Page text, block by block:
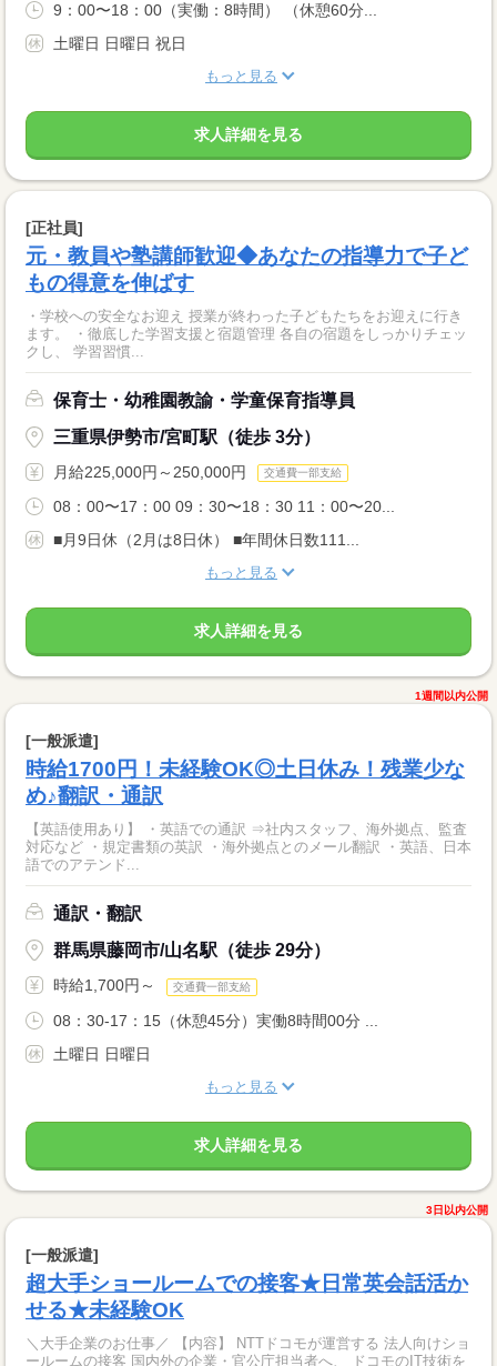
9：00〜18：00（実働：8時間） （休憩60分...
土曜日 日曜日 祝日
もっと見る
求人詳細を見る
[正社員]
元・教員や塾講師歓迎◆あなたの指導力で子ど
もの得意を伸ばす
・学校への安全なお迎え 授業が終わった子どもたちをお迎えに行き
ます。 ・徹底した学習支援と宿題管理 各自の宿題をしっかりチェッ
クし、 学習習慣...
保育士・幼稚園教諭・学童保育指導員
三重県伊勢市/宮町駅（徒歩 3分）
月給225,000円～250,000円 交通費一部支給
08：00〜17：00 09：30〜18：30 11：00〜20...
■月9日休（2月は8日休） ■年間休日数111...
もっと見る
求人詳細を見る
1週間以内公開
[一般派遣]
時給1700円！未経験OK◎土日休み！残業少な
め♪翻訳・通訳
【英語使用あり】 ・英語での通訳 ⇒社内スタッフ、海外拠点、監査
対応など ・規定書類の英訳 ・海外拠点とのメール翻訳 ・英語、日本
語でのアテンド...
通訳・翻訳
群馬県藤岡市/山名駅（徒歩 29分）
時給1,700円～ 交通費一部支給
08：30-17：15（休憩45分）実働8時間00分 ...
土曜日 日曜日
もっと見る
求人詳細を見る
3日以内公開
[一般派遣]
超大手ショールームでの接客★日常英会話活か
せる★未経験OK
＼大手企業のお仕事／ 【内容】 NTTドコモが運営する 法人向けショ
ールームの接客 国内外の企業・官公庁担当者へ、 ドコモのIT技術を